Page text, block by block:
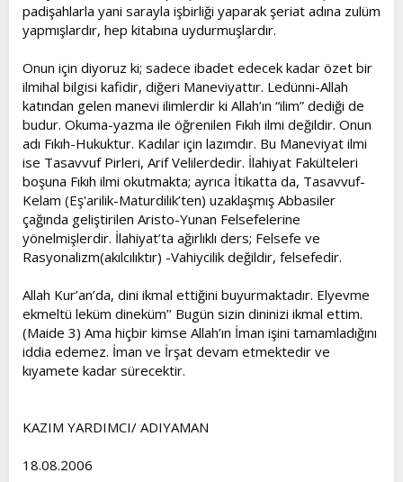
padişahlarla yani sarayla işbirliği yaparak şeriat adına zulüm
yapmışlardır, hep kitabına uydurmuşlardır.
Onun için diyoruz ki; sadece ibadet edecek kadar özet bir
ilmihal bilgisi kafidir, diğeri Maneviyattır. Ledünni-Allah
katından gelen manevi ilimlerdir ki Allah’ın “ilim” dediği de
budur. Okuma-yazma ile öğrenilen Fıkıh ilmi değildir. Onun
adı Fıkıh-Hukuktur. Kadılar için lazımdır. Bu Maneviyat ilmi
ise Tasavvuf Pirleri, Arif Velilerdedir. İlahiyat Fakülteleri
boşuna Fıkıh ilmi okutmakta; ayrıca İtikatta da, Tasavvuf-
Kelam (Eş'arilik-Maturdilik’ten) uzaklaşmış Abbasiler
çağında geliştirilen Aristo-Yunan Felsefelerine
yönelmişlerdir. İlahiyat’ta ağırlıklı ders; Felsefe ve
Rasyonalizm(akılcılıktır) -Vahiycilik değildir, felsefedir.
Allah Kur’an’da, dini ikmal ettiğini buyurmaktadır. Elyevme
ekmeltü leküm dineküm’’ Bugün sizin dininizi ikmal ettim.
(Maide 3) Ama hiçbir kimse Allah’ın İman işini tamamladığını
iddia edemez. İman ve İrşat devam etmektedir ve
kıyamete kadar sürecektir.
KAZIM YARDIMCI/ ADIYAMAN
18.08.2006